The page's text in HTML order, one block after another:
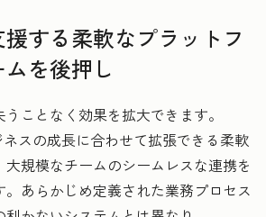
する柔軟なプラットフ
を後押し
ことなく効果を拡大できます。
スの成長に合わせて拡張できる柔軟
規模なチームのシームレスな連携を
あらかじめ定義された業務プロセス